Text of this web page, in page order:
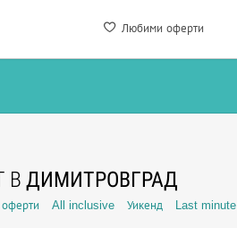
Любими оферти
В ДИМИТРОВГРАД
All inclusive Уикенд Last minute